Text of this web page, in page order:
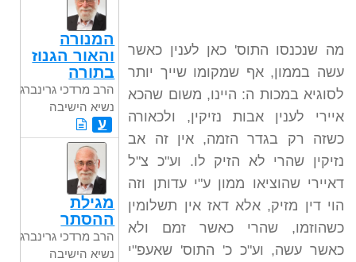
מה שנכנסו התוס' כאן לענין כאשר
עשה בממון, אף שמקומו שייך יותר
לסוגיא במכות ה: היינו, משום שהכא
איירי לענין אבות נזיקין, ולכאורה
כשזה רק בגדר הזמה, אין זה אב
נזיקין שהרי לא הזיק לו. וע"כ צ"ל
דאיירי שהוציאו ממון ע"י עדותן וזה
הוי דין מזיק, אלא דאז אין תשלומין
כשהוזמו, שהרי כאשר זמם ולא
כאשר עשה, וע"כ כ' התוס' שאעפ"י
המנורה
והאור הגנוז
בתורה
הרב מרדכי גרינברג
נשיא הישיבה
ע
מגילת
ההסתר
הרב מרדכי גרינברג
נשיא הישיבה